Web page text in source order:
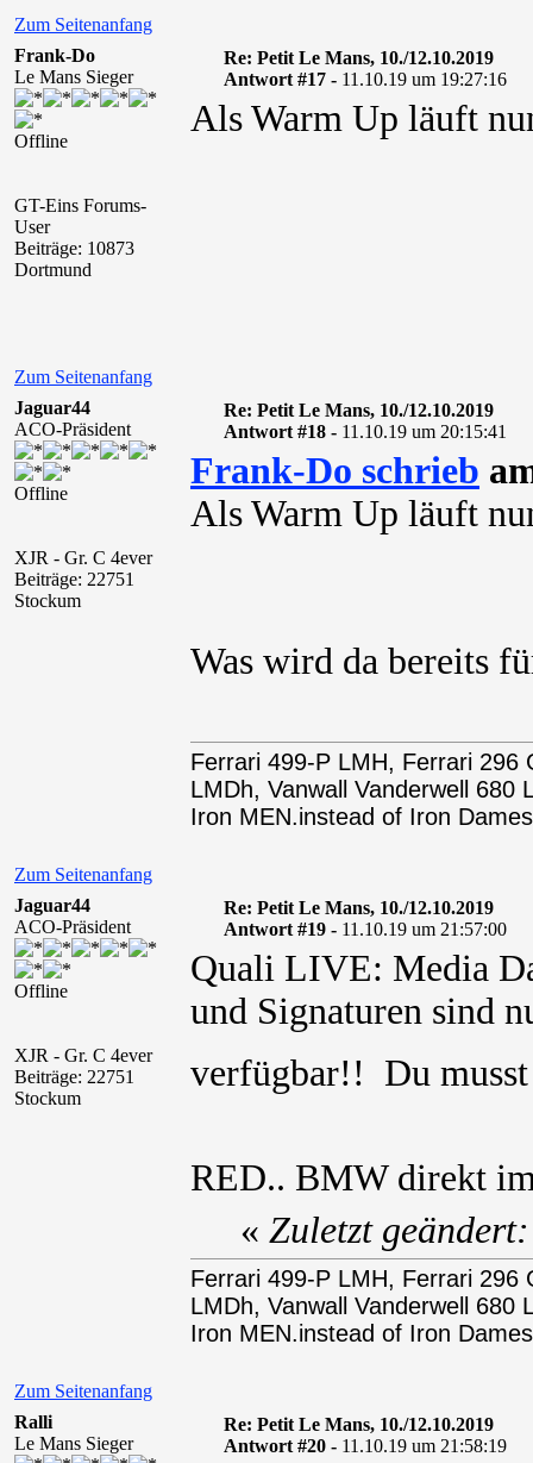
Zum Seitenanfang
Frank-Do
Le Mans Sieger
Offline
GT-Eins Forums-
User
Beiträge: 10873
Dortmund
Re: Petit Le Mans, 10./12.10.2019
Antwort #17 - 11.10.19 um 19:27:16
Als Warm Up läuft
Zum Seitenanfang
Jaguar44
ACO-Präsident
Offline
XJR - Gr. C 4ever
Beiträge: 22751
Stockum
Re: Petit Le Mans, 10./12.10.2019
Antwort #18 - 11.10.19 um 20:15:41
Frank-Do schrieb
Als Warm Up läuft
Was wird da bereits
Zum Seitenanfang
Ferrari 499-P LMH, Ferrari 296
LMDh, Vanwall Vanderwell
Iron MEN.instead of Iron
Jaguar44
ACO-Präsident
Offline
XJR - Gr. C 4ever
Beiträge: 22751
Stockum
Re: Petit Le Mans, 10./12.10.2019
Antwort #19 - 11.10.19 um 21:57:00
Quali LIVE: Media
und Signaturen sind
verfügbar!! Du
RED.. BMW direkt
Zum Seitenanfang
« Zuletzt
Ferrari 499-P LMH, Ferrari 296
LMDh, Vanwall Vanderwell
Iron MEN.instead of Iron
Ralli
Le Mans Sieger
Re: Petit Le Mans, 10./12.10.2019
Antwort #20 - 11.10.19 um 21:58:19